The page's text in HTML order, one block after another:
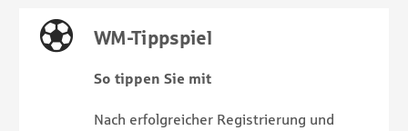
WM-Tippspiel
So tippen Sie mit
Nach erfolgreicher Registrierung und